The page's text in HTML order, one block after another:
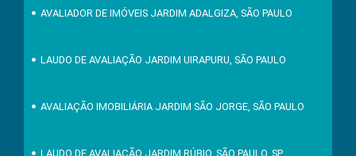
AVALIADOR DE IMÓVEIS JARDIM ADALGIZA, SÃO PAULO
LAUDO DE AVALIAÇÃO JARDIM UIRAPURU, SÃO PAULO
AVALIAÇÃO IMOBILIÁRIA JARDIM SÃO JORGE, SÃO PAULO
LAUDO DE AVALIAÇÃO JARDIM RÚBIO, SÃO PAULO, SP